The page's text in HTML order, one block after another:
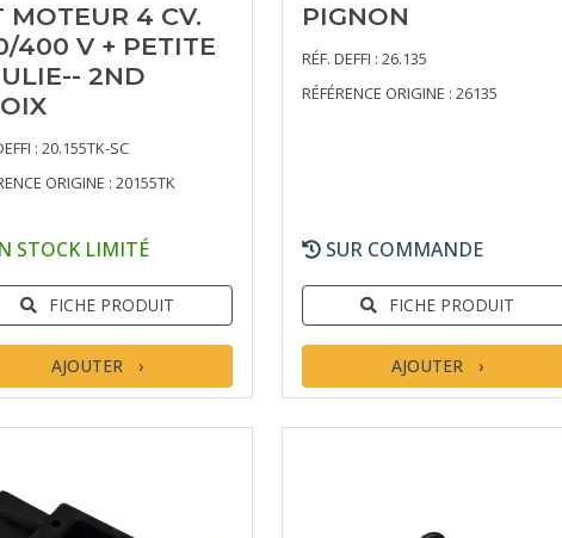
MOTEUR 4 CV.
400 V + PETITE
2ND
: 20.155TK-SC
ORIGINE : 20155TK
STOCK LIMITÉ
FICHE PRODUIT
AJOUTER
PIGNON
RÉF. DEFFI : 26.135
RÉFÉRENCE ORIGINE : 26135
SUR COMMANDE
FICHE PRODUIT
AJOUTER